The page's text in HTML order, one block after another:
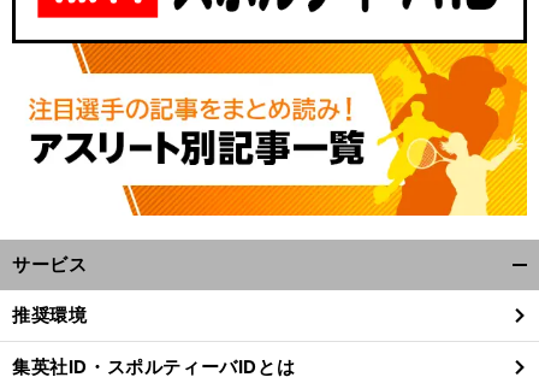
サービス
閉
る
推奨環境
集英社ID・スポルティーバIDとは